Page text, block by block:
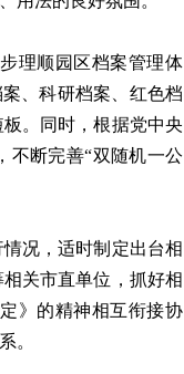
理顺园区档案管理体
、科研档案、红色档
。同时，根据党中央
不断完善“双随机一公
况，适时制定出台相
关市直单位，抓好相
》的精神相互衔接协
。